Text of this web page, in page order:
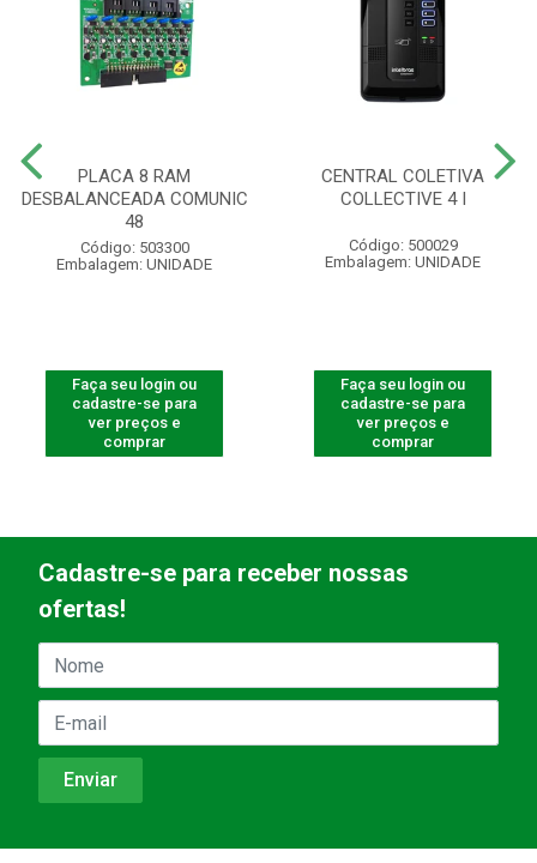
PLACA 8 RAM
DESBALANCEADA COMUNIC
48
Código: 503300
Embalagem: UNIDADE
Faça seu login ou
cadastre-se para
ver preços e
comprar
CENTRAL COLETIVA
COLLECTIVE 4 I
Código: 500029
Embalagem: UNIDADE
Faça seu login ou
cadastre-se para
ver preços e
comprar
Cadastre-se para receber nossas
ofertas!